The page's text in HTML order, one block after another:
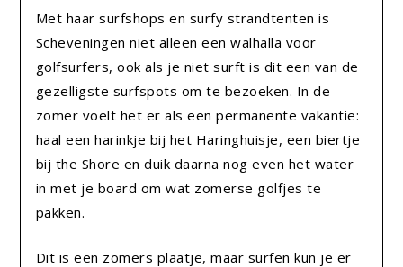
Met haar surfshops en surfy strandtenten is
Scheveningen niet alleen een walhalla voor
golfsurfers, ook als je niet surft is dit een van de
gezelligste surfspots om te bezoeken. In de
zomer voelt het er als een permanente vakantie:
haal een harinkje bij het Haringhuisje, een biertje
bij the Shore en duik daarna nog even het water
in met je board om wat zomerse golfjes te
pakken.
Dit is een zomers plaatje, maar surfen kun je er